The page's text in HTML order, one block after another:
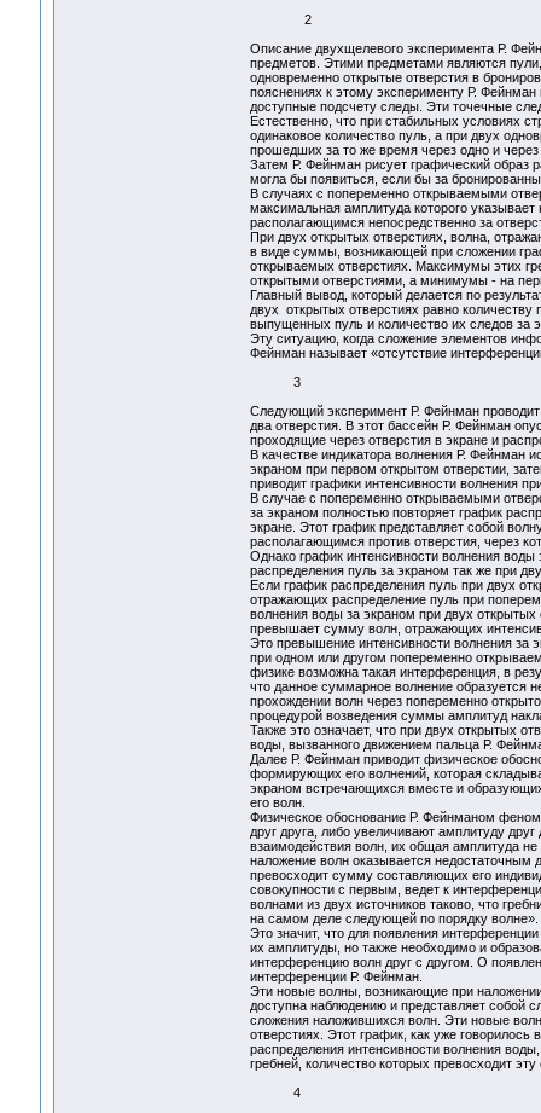
2
Описание двухщелевого эксперимента Р.
предметов. Этими предметами являются
одновременно открытые отверстия в
пояснениях к этому эксперименту Р. Фейнман
доступные подсчету следы. Эти точечные
Естественно, что при стабильных условиях
одинаковое количество пуль, а при двух
прошедших за то же время через одно и
Затем Р. Фейнман рисует графический образ
могла бы появиться, если бы за
В случаях с попеременно открываемыми
максимальная амплитуда которого
располагающимся непосредственно за
При двух открытых отверстиях, волна,
в виде суммы, возникающей при сложении
открываемых отверстиях. Максимумы этих
открытыми отверстиями, а минимумы - на
Главный вывод, который делается по
двух открытых отверстиях равно
выпущенных пуль и количество их следов за
Эту ситуацию, когда сложение элементов
Фейнман называет «отсутствие
3
Следующий эксперимент Р. Фейнман
два отверстия. В этот бассейн Р. Фейнман
проходящие через отверстия в экране и
В качестве индикатора волнения Р. Фейнман
экраном при первом открытом отверстии,
приводит графики интенсивности волнения
В случае с попеременно открываемыми
за экраном полностью повторяет график
экране. Этот график представляет собой
располагающимся против отверстия, через
Однако график интенсивности волнения
распределения пуль за экраном так же при
Если график распределения пуль при двух
отражающих распределение пуль при
волнения воды за экраном при двух открытых
превышает сумму волн, отражающих
Это превышение интенсивности волнения за
при одном или другом попеременно
физике возможна такая интерференция, в
что данное суммарное волнение образуется
прохождении волн через попеременно
процедурой возведения суммы амплитуд
Также это означает, что при двух открытых
воды, вызванного движением пальца Р.
Далее Р. Фейнман приводит физическое
формирующих его волнений, которая
экраном встречающихся вместе и
его волн.
Физическое обоснование Р. Фейнманом
друг друга, либо увеличивают амплитуду
взаимодействия волн, их общая амплитуда
наложение волн оказывается недостаточным
превосходит сумму составляющих его
совокупности с первым, ведет к
волнами из двух источников таково, что
на самом деле следующей по порядку волне».
Это значит, что для появления
их амплитуды, но также необходимо и
интерференцию волн друг с другом. О
интерференции Р. Фейнман.
Эти новые волны, возникающие при
доступна наблюдению и представляет
сложения наложившихся волн. Эти новые
отверстиях. Этот график, как уже
распределения интенсивности волнения
гребней, количество которых
4